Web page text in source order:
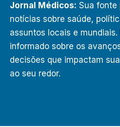
Jornal Médicos: Sua fonte
notícias sobre saúde,
assuntos locais e
informado sobre os
decisões que impactam
ao seu redor.